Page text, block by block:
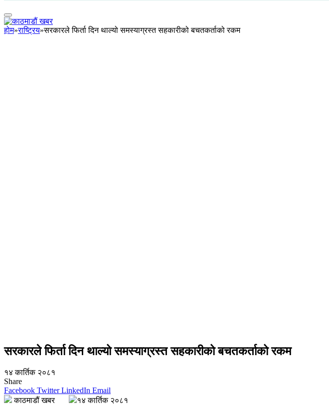
होम»राष्ट्रिय»सरकारले फिर्ता दिन थाल्यो समस्याग्रस्त सहकारीको बचतकर्ताको रकम
सरकारले फिर्ता दिन थाल्यो समस्याग्रस्त सहकारीको बचतकर्ताको रकम
१४ कार्तिक २०८१
Share
Facebook Twitter LinkedIn Email
काठमाडौं खबर
१४ कार्तिक २०८१